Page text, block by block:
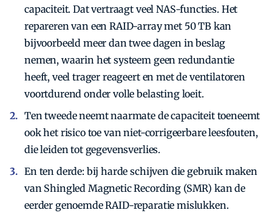
capaciteit. Dat vertraagt veel NAS-functies. Het
repareren van een RAID-array met 50 TB kan
bijvoorbeeld meer dan twee dagen in beslag
nemen, waarin het systeem geen redundantie
heeft, veel trager reageert en met de ventilatoren
voortdurend onder volle belasting loeit.
Ten tweede neemt naar­mate de capaciteit toeneemt
ook het risico toe van niet-­corrigeerbare leesfouten,
die leiden tot gegevensverlies.
En ten derde: bij harde schijven die gebruik maken
van Shingled Magnetic Recording (SMR) kan de
eerder genoemde RAID-reparatie mislukken.